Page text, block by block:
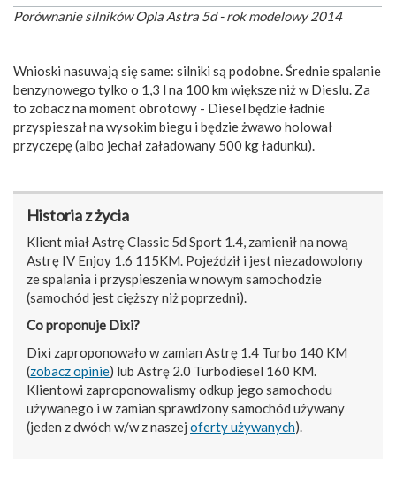
Porównanie silników Opla Astra 5d - rok modelowy 2014
Wnioski nasuwają się same: silniki są podobne. Średnie spalanie
benzynowego tylko o 1,3 l na 100 km większe niż w Dieslu. Za
to zobacz na moment obrotowy - Diesel będzie ładnie
przyspieszał na wysokim biegu i będzie żwawo holował
przyczepę (albo jechał załadowany 500 kg ładunku).
Historia z życia
Klient miał Astrę Classic 5d Sport 1.4, zamienił na nową
Astrę IV Enjoy 1.6 115KM. Pojeździł i jest niezadowolony
ze spalania i przyspieszenia w nowym samochodzie
(samochód jest cięższy niż poprzedni).
Co proponuje Dixi?
Dixi zaproponowało w zamian Astrę 1.4 Turbo 140 KM
(zobacz opinie) lub Astrę 2.0 Turbodiesel 160 KM.
Klientowi zaproponowalismy odkup jego samochodu
używanego i w zamian sprawdzony samochód używany
(jeden z dwóch w/w z naszej oferty używanych).